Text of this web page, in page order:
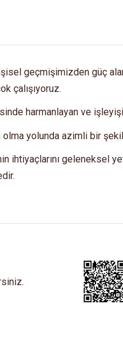
geçmişimizden güç
çalışıyoruz.
harmanlayan ve
yolunda azimli bir
ihtiyaçlarını geleneksel